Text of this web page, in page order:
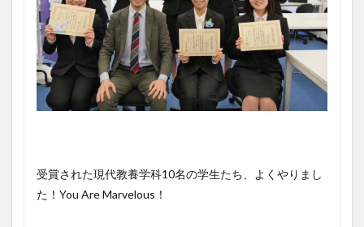
受賞された現代教養学科10名の学生たち、よくやりまし
た！You Are Marvelous！